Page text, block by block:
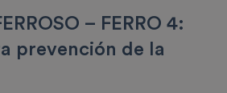
– FERRO 4:
prevención de la